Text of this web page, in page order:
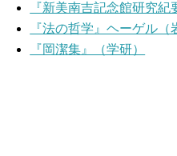
『新美南吉記念館研究紀
『法の哲学』ヘーゲル（
『岡潔集』（学研）